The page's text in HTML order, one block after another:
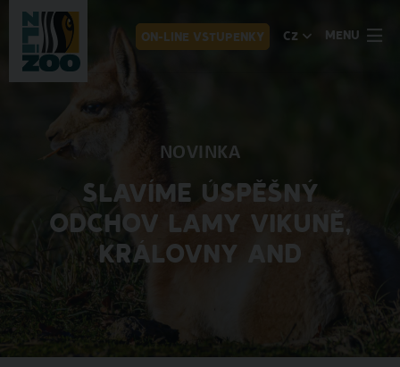
ON-LINE VSTUPENKY CZ MENU
NOVINKA
SLAVÍME ÚSPĚŠNÝ
ODCHOV LAMY VIKUNĚ,
KRÁLOVNY AND